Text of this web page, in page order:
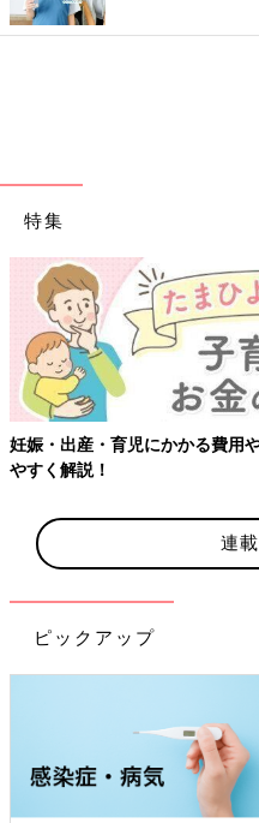
特集
妊娠・出産・育児にかかる費用
やすく解説！
連
ピックアップ